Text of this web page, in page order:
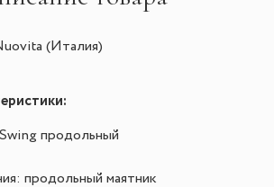
(Италия)
продольный
продольный маятник